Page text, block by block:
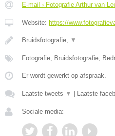
E-mail › Fotografie Arthur van
Website: https://
Bruidsfotografie, ▼
Fotografie, Bruidsfotografie,
Er wordt gewerkt op afspraak.
Laatste tweets ▼ Laatste
Sociale media: